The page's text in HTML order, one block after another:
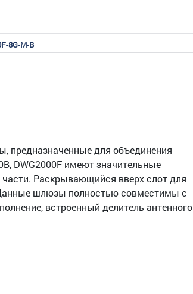
8G-M-B
предназначенные для объединения
DWG2000F имеют значительные
Раскрывающийся вверх слот для
шлюзы полностью совместимы с
встроенный делитель антенного